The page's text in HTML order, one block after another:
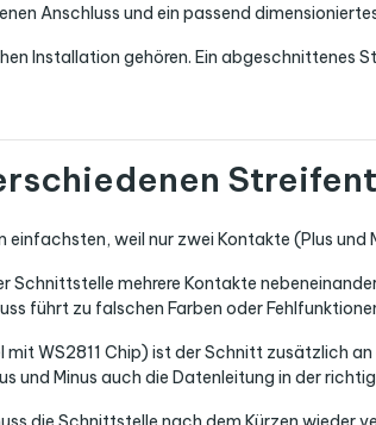
Anschluss und ein passend
Installation gehören. Ein abgeschnittenes
einfachsten, weil nur zwei Kontakte (Plus
Schnittstelle mehrere Kontakte
führt zu falschen Farben oder
mit WS2811 Chip) ist der Schnitt zusätzlich
und Minus auch die Datenleitung in der